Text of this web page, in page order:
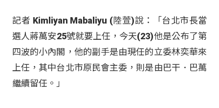
記者 Kimliyan Mabaliyu (陸萱)說：「台北市長當
選人蔣萬安25號就要上任，今天(23)他是公布了第
四波的小內閣，他的副手是由現任的立委林奕華來
上任，其中台北市原民會主委，則是由巴干．巴萬
繼續留任。」